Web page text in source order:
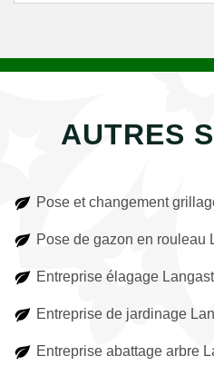
AUTRES
Pose et changement
Pose de gazon en rouleau
Entreprise élagage Langast
Entreprise de jardinage
Entreprise abattage arbre